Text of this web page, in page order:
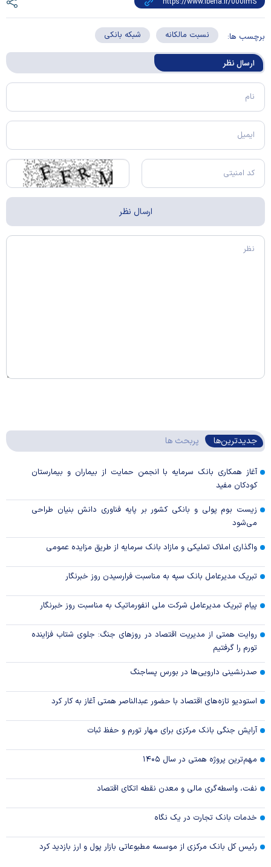
برچسب ها: نسبت مالکانه شبکه بانکی
ارسال‌ نظر
جدیدترین‌ها پربحث ها
آغاز همکاری بانک سرمایه با انجمن حمایت از بیماران و بیمارستان
کودکان مفید
زیست بوم پولی و بانکی کشور بر پایه فناوری دانش بنیان طراحی
می‌شود
واگذاری املاک تملیکی و مازاد بانک سرمایه از طریق مزایده عمومی
تبریک مدیرعامل بانک سپه به مناسبت فرارسیدن روز خبرنگار
پیام تبریک مدیرعامل شرکت ملی انفورماتیک به مناسبت روز خبرنگار
روایت همتی از مدیریت اقتصاد در روزهای جنگ: جلوی شتاب فزاینده
تورم را گرفتیم
صدرنشینی دارویی‌ها در بورس پساجنگ
استودیو تازه‌های اقتصاد با حضور عبدالناصر همتی آغاز به کار کرد
آرایش جنگی بانک مرکزی برای مهار تورم و حفظ ثبات
مهم‌ترین پروژه همتی در سال ۱۴۰۵
نفت، واسطه‌گری مالی و معدن نقطه اتکای اقتصاد
خدمات بانک تجارت در یک نگاه
رئیس کل بانک مرکزی از موسسه مطبوعاتی بازار پول و ارز بازدید کرد